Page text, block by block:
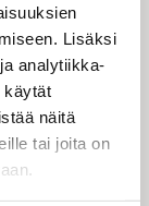
Lisäksi
analytiikka-
käytät
näitä
tai joita on
ja
Kaikki